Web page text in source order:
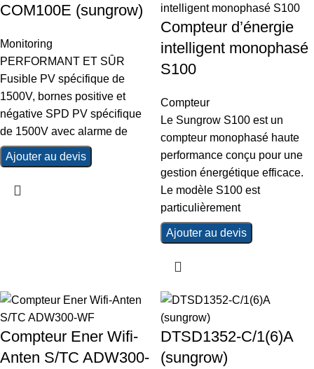
COM100E (sungrow)
Monitoring
PERFORMANT ET SÛR
Fusible PV spécifique de
1500V, bornes positive et
négative SPD PV spécifique
de 1500V avec alarme de
Ajouter au devis
Compteur d’énergie
intelligent monophasé
S100
Compteur
Le Sungrow S100 est un
compteur monophasé haute
performance conçu pour une
gestion énergétique efficace.
Le modèle S100 est
particulièrement
Ajouter au devis
Compteur Ener Wifi-
Anten S/TC ADW300-
DTSD1352-C/1(6)A
(sungrow)